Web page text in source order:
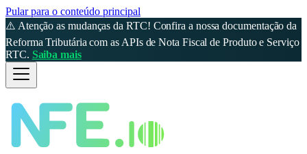
Pular para o conteúdo principal
⚠️ Atenção as mudanças da RTC! Confira a nossa documentação da
Reforma Tributária com as APIs de Nota Fiscal de Produto e Serviço
RTC. Saiba mais